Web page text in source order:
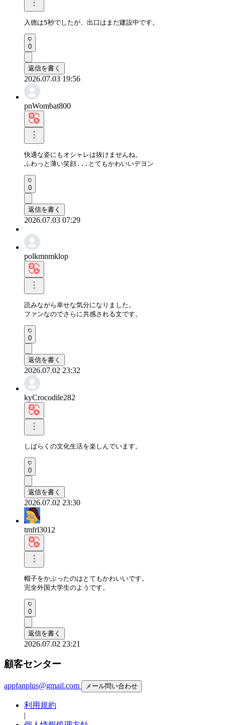
入徳は5秒でしたが、出口はまだ建設中です。
0
返信を書く
2026.07.03 19:56
pnWombat800
快適な姿にもオシャレは抜けませんね。
ふわっと薄い笑顔...とてもかわいいデヨン
0
返信を書く
2026.07.03 07:29
polkmnmklop
読みながら幸せな気分になりました。
ファンなのでさらに共感される文です。
0
返信を書く
2026.07.02 23:32
kyCrocodile282
しばらくの文化生活を楽しんでいます。
0
返信を書く
2026.07.02 23:30
tmfrl3012
帽子をかぶったのはとてもかわいいです。
完全外国大学生のようです。
0
返信を書く
2026.07.02 23:21
顧客センター
appfanplus@gmail.com メール問い合わせ
利用規約
|